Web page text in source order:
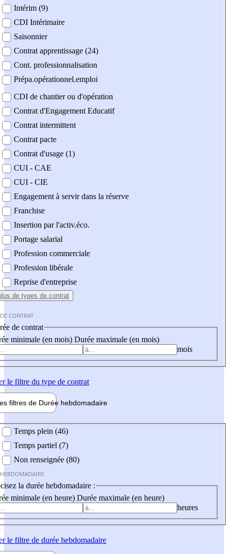
Intérim (9)
CDI Intérimaire
Saisonnier
Contrat apprentissage (24)
Cont. professionnalisation
Prépa.opérationnel.emploi
CDI de chantier ou d'opération
Contrat d'Engagement Educatif
Contrat intermittent
Contrat pacte
Contrat d'usage (1)
CUI - CAE
CUI - CIE
Engagement à servir dans la réserve
Franchise
Insertion par l'activ.éco.
Portage salarial
Profession commerciale
Profession libérale
Reprise d'entreprise
de types de contrat
CONTRAT
de contrat
minimale (en mois) Durée maximale (en mois)
mois
le filtre du type de contrat
filtres de Durée hebdomadaire
Temps plein (46)
Temps partiel (7)
Non renseignée (80)
la durée hebdomadaire :
minimale (en heure) Durée maximale (en heure)
heures
le filtre de durée hebdomadaire